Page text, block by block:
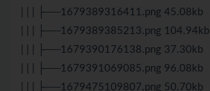
| | | ├──1679389316411.png 45.08kb
| | | ├──1679389385213.png 104.94kb
| | | ├──1679390176138.png 37.30kb
| | | ├──1679391069085.png 96.08kb
| | | ├──1679475109807.png 50.70kb